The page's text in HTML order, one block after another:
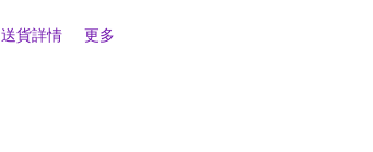
送貨詳情 更多